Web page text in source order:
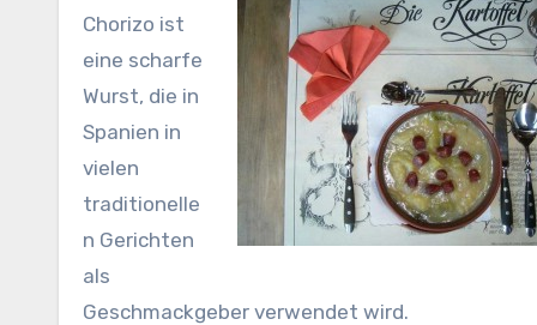
Chorizo ist
eine scharfe
Wurst, die in
Spanien in
vielen
traditionelle
n Gerichten
als
Geschmackgeber verwendet wird.